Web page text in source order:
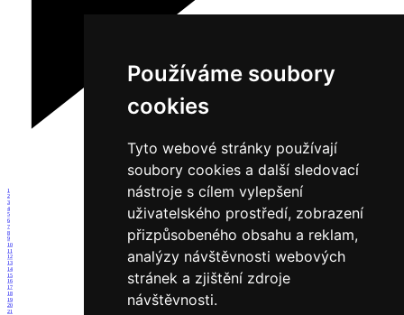
Používáme soubory
cookies
Tyto webové stránky používají
soubory cookies a další sledovací
nástroje s cílem vylepšení
uživatelského prostředí, zobrazení
přizpůsobeného obsahu a reklam,
analýzy návštěvnosti webových
stránek a zjištění zdroje
návštěvnosti.
1
2
3
4
5
6
7
8
9
10
11
12
13
14
15
16
17
18
19
20
21